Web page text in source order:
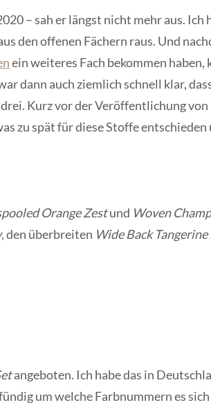
– sah er längst nicht mehr aus. Ich
den offenen Fächern raus. Und
ein weiteres Fach bekommen haben,
dann auch ziemlich schnell klar,
Kurz vor der Veröffentlichung von
zu spät für diese Stoffe entschieden
Orange Zestund Woven
, den überbreiten Wide Back
angeboten. Ich habe das in
um welche Farbnummern es